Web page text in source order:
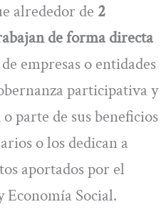
alrededor de 2
de forma directa
empresas o entidades
participativa y
parte de sus beneficios
o los dedican a
aportados por el
Social.